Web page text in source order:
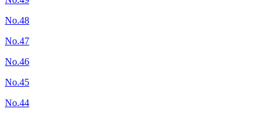
No.48
No.47
No.46
No.45
No.44